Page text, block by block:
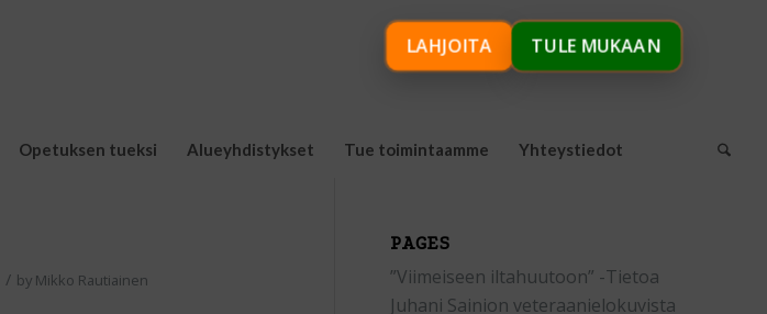
Opetuksen tueksi Alueyhdistykset Tue toimintaamme Yhteystiedot
/ by Mikko Rautiainen
PAGES
”Viimeiseen iltahuutoon” -Tietoa
Juhani Sainion veteraanielokuvista
LAHJOITA TULE MUKAAN